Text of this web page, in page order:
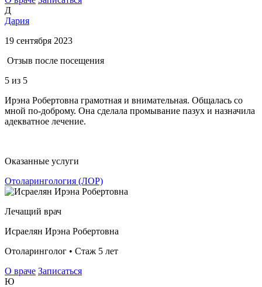
Д
Дария
19 сентября 2023
Отзыв после посещения
5 из 5
Ирэна Робертовна грамотная и внимательная. Общалась со
мной по-доброму. Она сделала промывание пазух и назначила
адекватное лечение.
Оказанные услуги
Отоларингология (ЛОР)
Лечащий врач
Исраелян Ирэна Робертовна
Отоларинголог • Стаж 5 лет
О враче Записаться
Ю